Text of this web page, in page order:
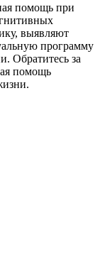
помощь при
выявляют
программу
Обратитесь за
помощь